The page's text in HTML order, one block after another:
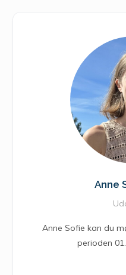
Anne
Anne Sofie kan du
perioden